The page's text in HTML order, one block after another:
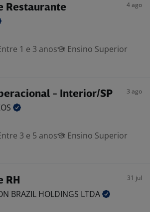
Restaurante 4 ago
1 e 3 anos
Ensino Superior
- Interior/SP 3 ago
3 e 5 anos
Ensino Superior
RH 31 jul
BRAZIL HOLDINGS LTDA